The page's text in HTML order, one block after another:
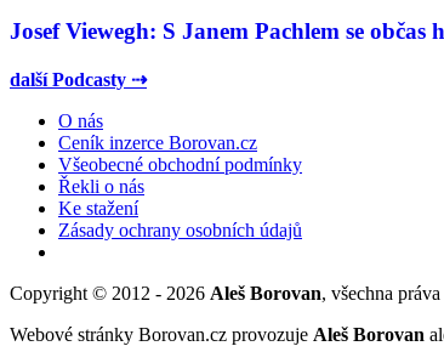
Josef Viewegh: S Janem Pachlem se
další Podcasty ⇢
O nás
Ceník inzerce Borovan.cz
Všeobecné obchodní podmínky
Řekli o nás
Ke stažení
Zásady ochrany osobních údajů
Copyright © 2012 - 2026 Aleš Borovan, všechna
Webové stránky Borovan.cz provozuje Aleš Borovan